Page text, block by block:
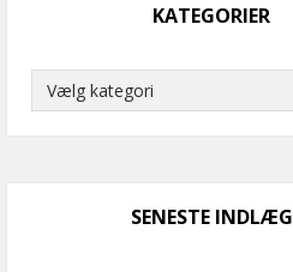
KATEGORIER
Kategorier
SENESTE INDLÆG